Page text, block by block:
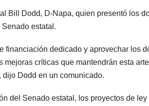
Bill Dodd, D-Napa, quien presentó los
estatal.
financiación dedicado y aprovechar los
mejoras críticas que mantendrán esta
dijo Dodd en un comunicado.
del Senado estatal, los proyectos de